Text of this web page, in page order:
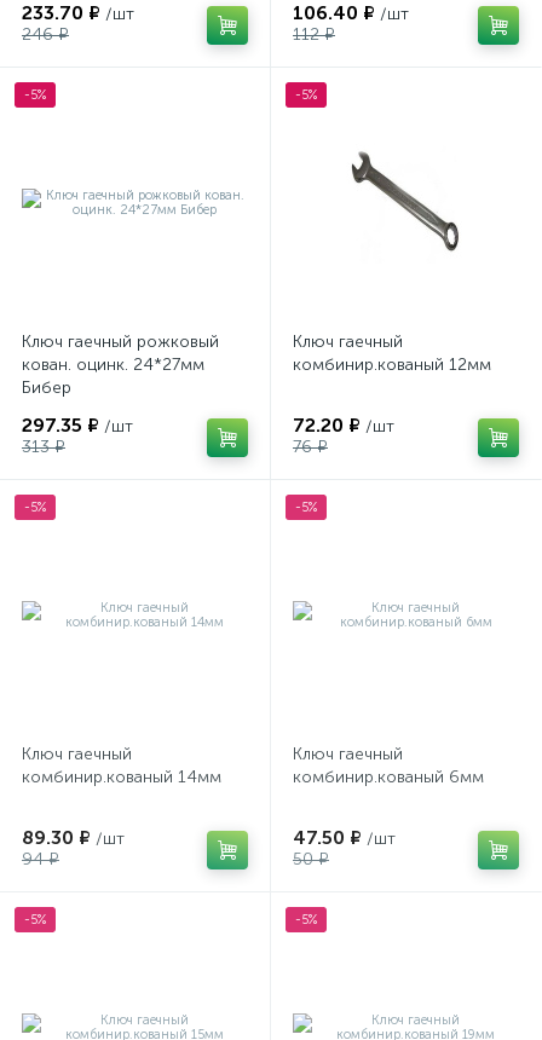
233.70 ₽ /шт
246 ₽
106.40 ₽ /шт
112 ₽
-5%
Ключ гаечный рожковый
кован. оцинк. 24*27мм
Бибер
297.35 ₽ /шт
313 ₽
-5%
Ключ гаечный
комбинир.кованый 12мм
72.20 ₽ /шт
76 ₽
-5%
Ключ гаечный
комбинир.кованый 14мм
89.30 ₽ /шт
94 ₽
-5%
Ключ гаечный
комбинир.кованый 6мм
47.50 ₽ /шт
50 ₽
-5% -5%